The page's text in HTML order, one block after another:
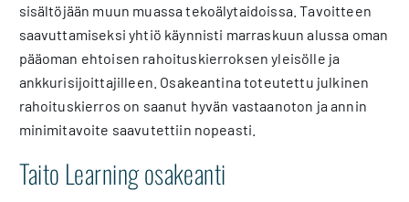
sisältöjään muun muassa tekoälytaidoissa. Tavoitteen
saavuttamiseksi yhtiö käynnisti marraskuun alussa oman
pääoman ehtoisen rahoituskierroksen yleisölle ja
ankkurisijoittajilleen. Osakeantina toteutettu julkinen
rahoituskierros on saanut hyvän vastaanoton ja annin
minimitavoite saavutettiin nopeasti.
Taito Learning osakeanti